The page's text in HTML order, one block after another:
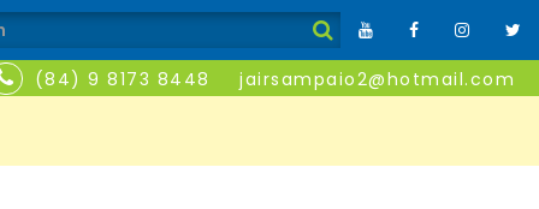
(84) 9 8173 8448 jairsampaio2@hotmail.com